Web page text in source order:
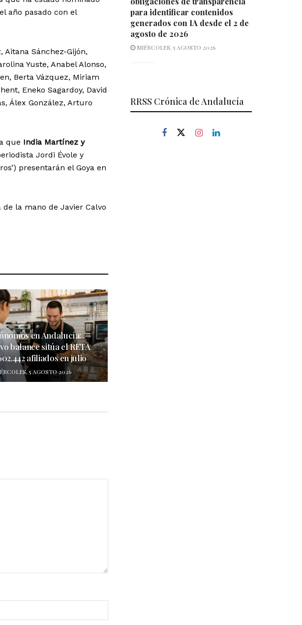
año pasado con el
Aitana Sánchez-Gijón,
Yuste, Anabel Alonso,
Berta Vázquez, Miriam
Eneko Sagardoy, David
Álex González, Arturo
que India Martínez y
Jordi Évole y
presentarán el Goya en
la mano de Javier Calvo
en Andalucía:
balance sitúa el RETA
afiliados en julio
5 AGOSTO 2026
para identificar contenidos
generados con IA desde el 2 de
agosto de 2026
MIÉRCOLES, 5 AGOSTO 2026
RRSS Crónica de Andalucía